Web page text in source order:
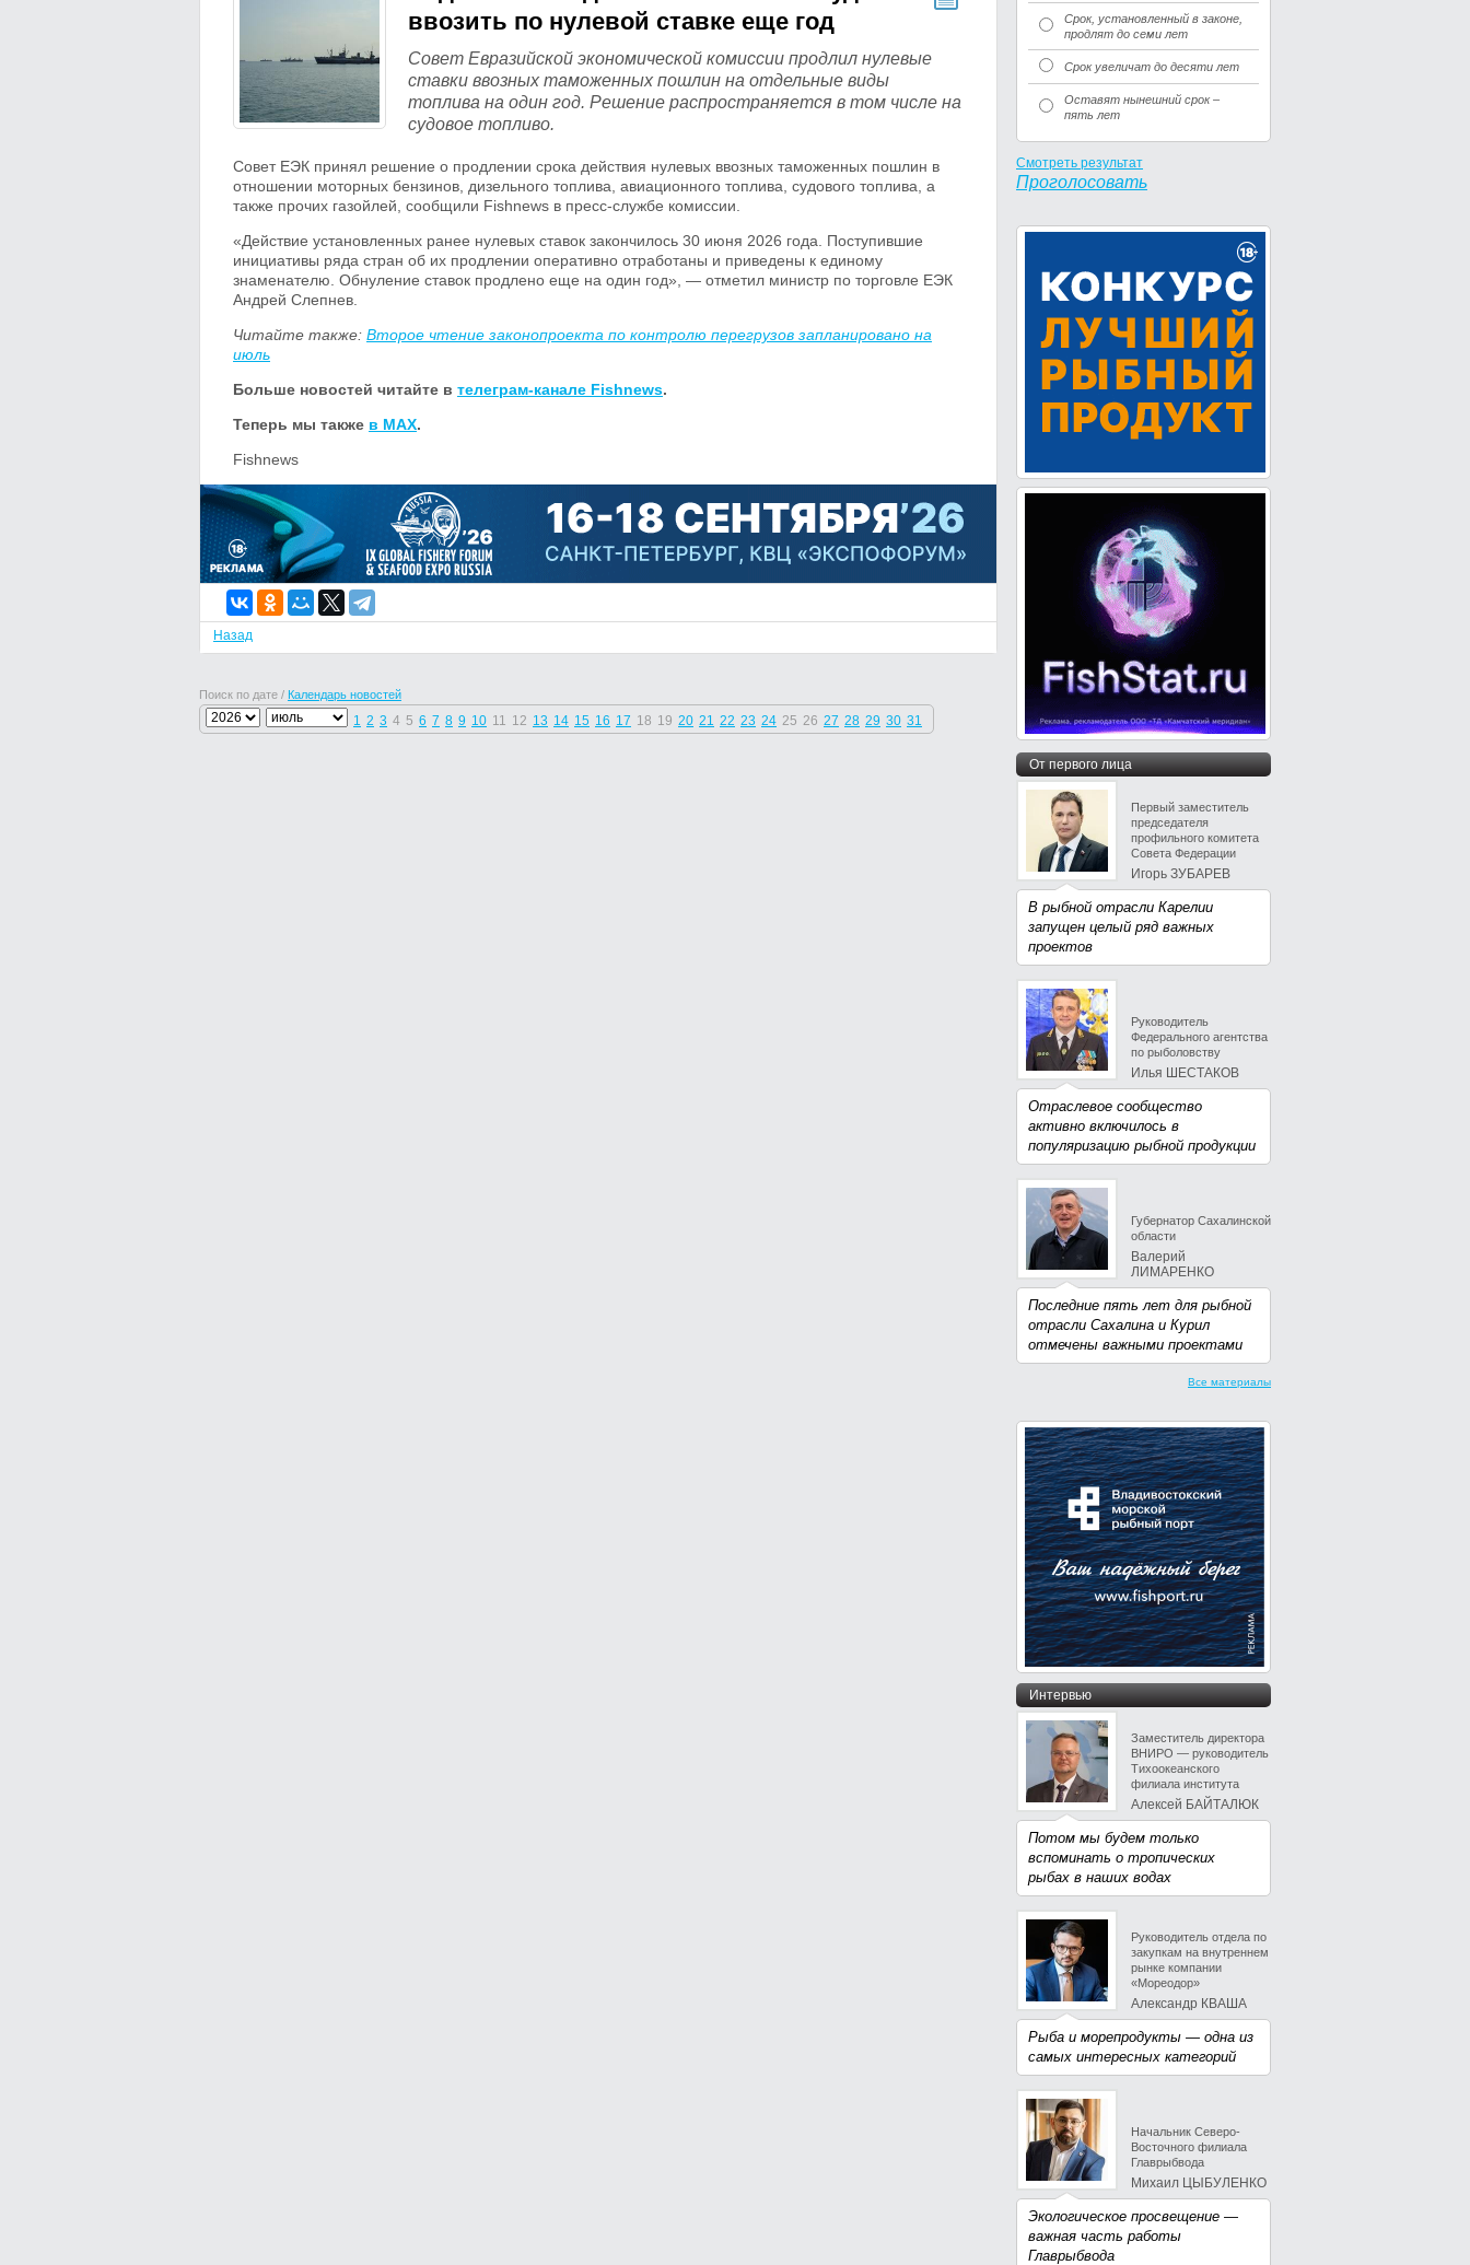
ввозить по нулевой ставке еще год
Совет Евразийской экономической комиссии продлил нулевые
ставки ввозных таможенных пошлин на отдельные виды
топлива на один год. Решение распространяется в том числе на
судовое топливо.
Совет ЕЭК принял решение о продлении срока действия нулевых ввозных таможенных пошлин в
отношении моторных бензинов, дизельного топлива, авиационного топлива, судового топлива, а
также прочих газойлей, сообщили Fishnews в пресс-службе комиссии.
«Действие установленных ранее нулевых ставок закончилось 30 июня 2026 года. Поступившие
инициативы ряда стран об их продлении оперативно отработаны и приведены к единому
знаменателю. Обнуление ставок продлено еще на один год», — отметил министр по торговле ЕЭК
Андрей Слепнев.
Читайте также: Второе чтение законопроекта по контролю перегрузов запланировано на
июль
Больше новостей читайте в телеграм-канале Fishnews.
Теперь мы также в MAX.
Fishnews
Назад
Поиск по дате / Календарь новостей
1 2 3 4 5 6 7 8 9 10 11 12 13 14 15 16 17 18 19 20 21 22 23 24 25 26 27 28 29 30 31
Срок, установленный в законе,
продлят до семи лет
Срок увеличат до десяти лет
Оставят нынешний срок –
пять лет
Смотреть результат
Проголосовать
От первого лица
Первый заместитель
председателя
профильного комитета
Совета Федерации
Игорь ЗУБАРЕВ
В рыбной отрасли Карелии
запущен целый ряд важных
проектов
Руководитель
Федерального агентства
по рыболовству
Илья ШЕСТАКОВ
Отраслевое сообщество
активно включилось в
популяризацию рыбной продукции
Губернатор Сахалинской
области
Валерий
ЛИМАРЕНКО
Последние пять лет для рыбной
отрасли Сахалина и Курил
отмечены важными проектами
Все материалы
Интервью
Заместитель директора
ВНИРО — руководитель
Тихоокеанского
филиала института
Алексей БАЙТАЛЮК
Потом мы будем только
вспоминать о тропических
рыбах в наших водах
Руководитель отдела по
закупкам на внутреннем
рынке компании
«Мореодор»
Александр КВАША
Рыба и морепродукты — одна из
самых интересных категорий
Начальник Северо-
Восточного филиала
Главрыбвода
Михаил ЦЫБУЛЕНКО
Экологическое просвещение —
важная часть работы
Главрыбвода